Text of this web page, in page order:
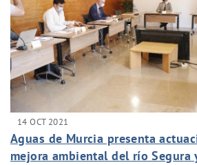
14 OCT 2021
Aguas de Murcia presenta
mejora ambiental del río Segura